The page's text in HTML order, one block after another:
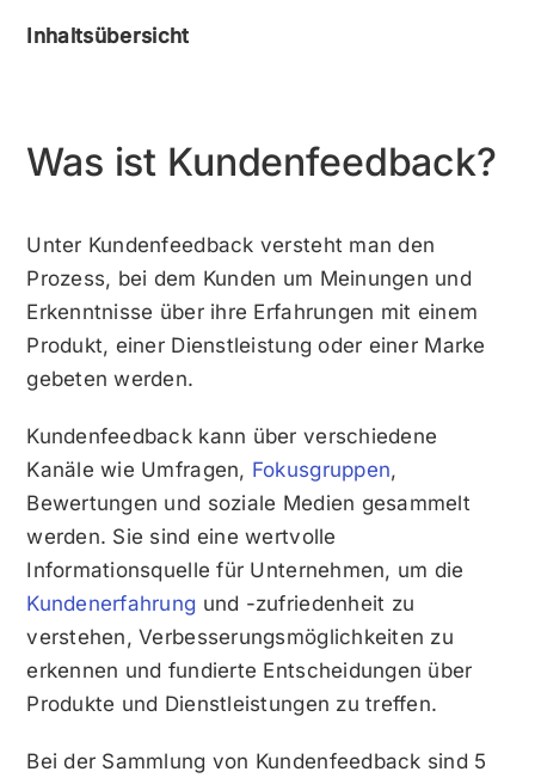
Inhaltsübersicht
Was ist Kundenfeedback?
Unter Kundenfeedback versteht man den
Prozess, bei dem Kunden um Meinungen und
Erkenntnisse über ihre Erfahrungen mit einem
Produkt, einer Dienstleistung oder einer Marke
gebeten werden.
Kundenfeedback kann über verschiedene
Kanäle wie Umfragen, Fokusgruppen,
Bewertungen und soziale Medien gesammelt
werden. Sie sind eine wertvolle
Informationsquelle für Unternehmen, um die
Kundenerfahrung und -zufriedenheit zu
verstehen, Verbesserungsmöglichkeiten zu
erkennen und fundierte Entscheidungen über
Produkte und Dienstleistungen zu treffen.
Bei der Sammlung von Kundenfeedback sind 5